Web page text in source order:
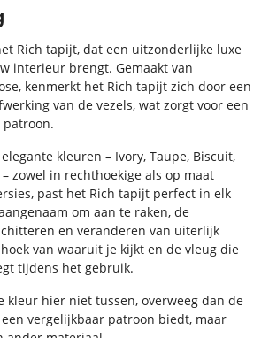
Rich tapijt, dat een uitzonderlijke luxe
interieur brengt. Gemaakt van
kenmerkt het Rich tapijt zich door een
van de vezels, wat zorgt voor een
patroon.
kleuren – Ivory, Taupe, Biscuit,
zowel in rechthoekige als op maat
past het Rich tapijt perfect in elk
om aan te raken, de
en veranderen van uiterlijk
van waaruit je kijkt en de vleug die
tijdens het gebruik.
kleur hier niet tussen, overweeg dan de
vergelijkbaar patroon biedt, maar